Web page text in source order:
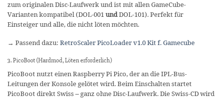
zum originalen Disc-Laufwerk und ist mit allen GameCube-
Varianten kompatibel (DOL-001 undDOL-101). Perfekt für
Einsteiger und alle, die nicht löten möchten.
→ Passend dazu: RetroScaler PicoLoader v1.0 Kit f. Gamecube
3. PicoBoot (Hardmod, Löten erforderlich)
PicoBoot nutzt einen Raspberry Pi Pico, der an die IPL-Bus-
Leitungen der Konsole gelötet wird. Beim Einschalten startet
PicoBoot direkt Swiss – ganz ohne Disc-Laufwerk. Die Swiss-CD wird